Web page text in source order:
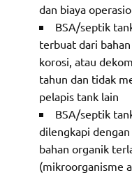
dan biaya
BSA/septik
terbuat dari
korosi, atau
tahun dan tidak
pelapis tank lain
BSA/septik
dilengkapi
bahan organik
(mikroorganisme